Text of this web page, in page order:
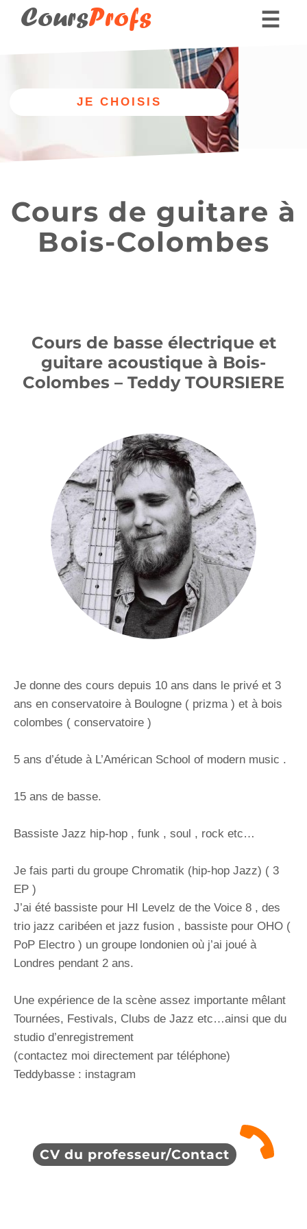
CoursProfs
Nos professeurs
Donner des cours
☰
Cours de guitare à
Bois-Colombes
Cours de basse électrique et
guitare acoustique à Bois-
Colombes – Teddy TOURSIERE
Je donne des cours depuis 10 ans dans le privé et 3
ans en conservatoire à Boulogne ( prizma ) et à bois
colombes ( conservatoire )
5 ans d’étude à L’Américan School of modern music .
15 ans de basse.
Bassiste Jazz hip-hop , funk , soul , rock etc…
Je fais parti du groupe Chromatik (hip-hop Jazz) ( 3
EP )
J’ai été bassiste pour HI Levelz de the Voice 8 , des
trio jazz caribéen et jazz fusion , bassiste pour OHO (
PoP Electro ) un groupe londonien où j’ai joué à
Londres pendant 2 ans.
Une expérience de la scène assez importante mêlant
Tournées, Festivals, Clubs de Jazz etc…ainsi que du
studio d’enregistrement
(contactez moi directement par téléphone)
Teddybasse : instagram
CV du professeur/Contact